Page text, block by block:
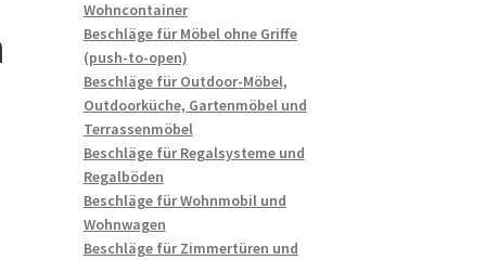
Wohncontainer
Beschläge für Möbel ohne Griffe
(push-to-open)
Beschläge für Outdoor-Möbel,
Outdoorküche, Gartenmöbel und
Terrassenmöbel
Beschläge für Regalsysteme und
Regalböden
Beschläge für Wohnmobil und
Wohnwagen
Beschläge für Zimmertüren und